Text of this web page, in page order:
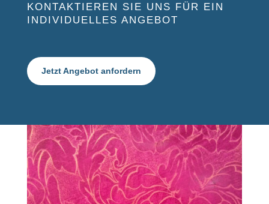
KONTAKTIEREN SIE UNS FÜR EIN
INDIVIDUELLES ANGEBOT
Jetzt Angebot anfordern